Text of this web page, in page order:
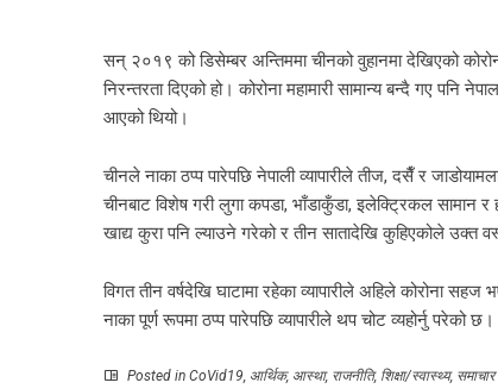
सन् २०१९ को डिसेम्बर अन्तिममा चीनको वुहानमा देखिएको
निरन्तरता दिएको हो। कोरोना महामारी सामान्य बन्दै गए
आएको थियो।
चीनले नाका ठप्प पारेपछि नेपाली व्यापारीले तीज, दसैँ र
चीनबाट विशेष गरी लुगा कपडा, भाँडाकुँडा, इलेक्ट्रिकल
खाद्य कुरा पनि ल्याउने गरेको र तीन सातादेखि कुहिएकोले उक्त
विगत तीन वर्षदेखि घाटामा रहेका व्यापारीले अहिले कोरोना
नाका पूर्ण रूपमा ठप्प पारेपछि व्यापारीले थप चोट व्यहोर्नु परेको छ।
Posted in CoVid19, आर्थिक, आस्था, राजनीति, शिक्षा/स्वास्थ्य, समाचार